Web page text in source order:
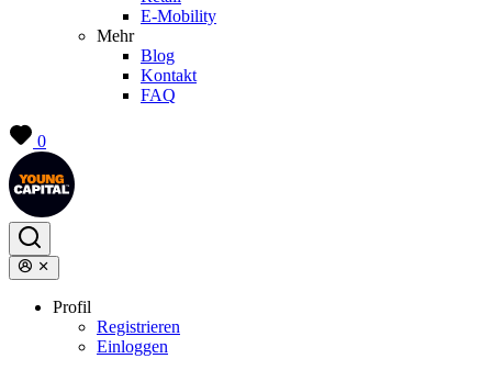
E-Mobility
Mehr
Blog
Kontakt
FAQ
0
Profil
Registrieren
Einloggen